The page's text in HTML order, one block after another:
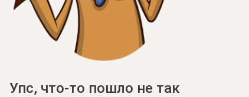
Упс, что-то пошло не так